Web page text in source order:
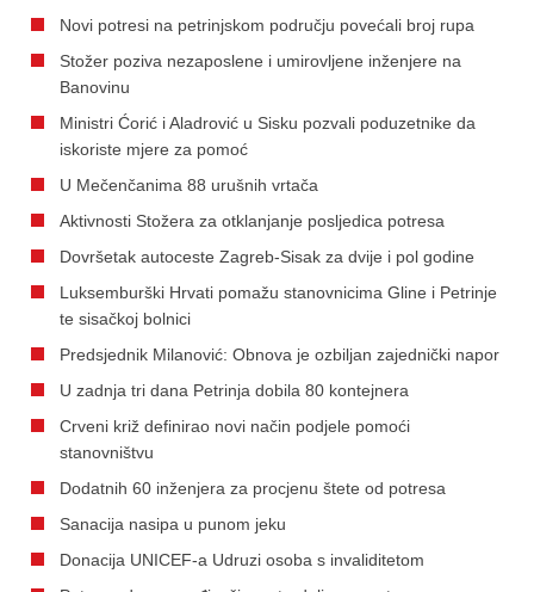
Novi potresi na petrinjskom području povećali broj rupa
Stožer poziva nezaposlene i umirovljene inženjere na
Banovinu
Ministri Ćorić i Aladrović u Sisku pozvali poduzetnike da
iskoriste mjere za pomoć
U Mečenčanima 88 urušnih vrtača
Aktivnosti Stožera za otklanjanje posljedica potresa
Dovršetak autoceste Zagreb-Sisak za dvije i pol godine
Luksemburški Hrvati pomažu stanovnicima Gline i Petrinje
te sisačkoj bolnici
Predsjednik Milanović: Obnova je ozbiljan zajednički napor
U zadnja tri dana Petrinja dobila 80 kontejnera
Crveni križ definirao novi način podjele pomoći
stanovništvu
Dodatnih 60 inženjera za procjenu štete od potresa
Sanacija nasipa u punom jeku
Donacija UNICEF-a Udruzi osoba s invaliditetom